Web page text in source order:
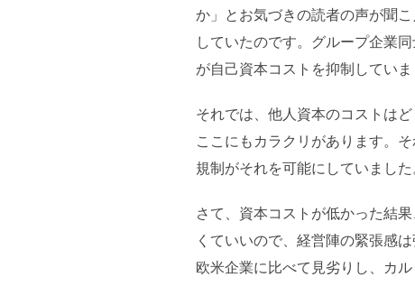
か」とお気づきの読者の声が聞
していたのです。グループ企業
が自己資本コストを抑制していま
それでは、他人資本のコストは
ここにもカラクリがあります。
規制がそれを可能にしていました
さて、資本コストが低かった結
くていいので、経営陣の緊張感
欧米企業に比べて見劣りし、カ